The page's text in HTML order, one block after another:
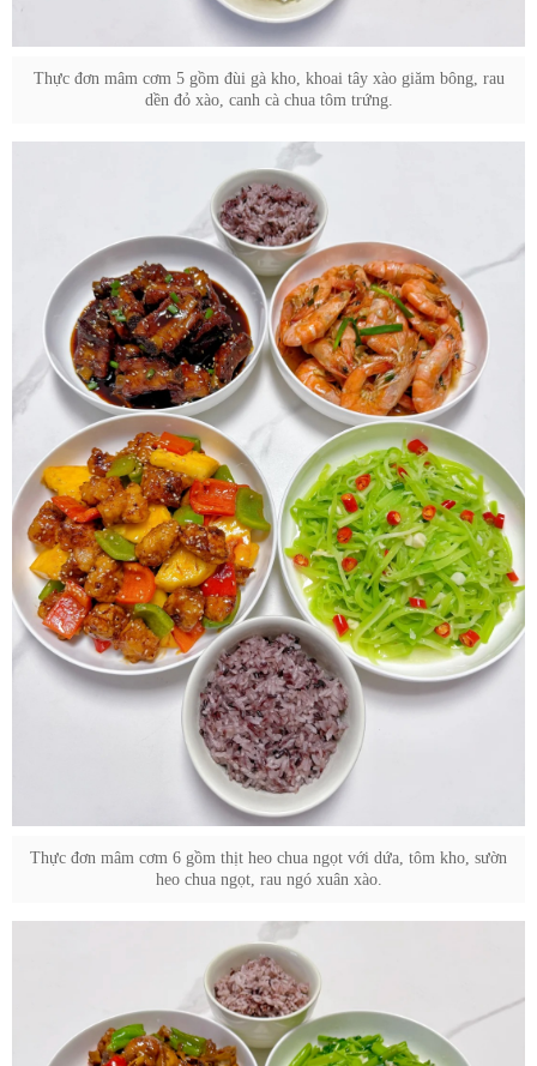
Thực đơn mâm cơm 5 gồm đùi gà kho, khoai tây xào giăm bông, rau
dền đỏ xào, canh cà chua tôm trứng.
Thực đơn mâm cơm 6 gồm thịt heo chua ngọt với dứa, tôm kho, sườn
heo chua ngọt, rau ngó xuân xào.